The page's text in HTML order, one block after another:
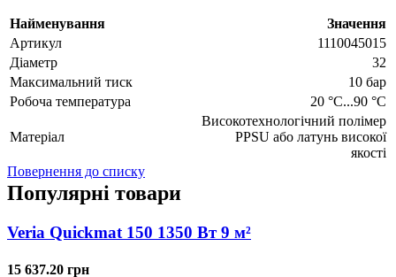
Найменування
Значення
Артикул
1110045015
Діаметр
32
Максимальний тиск
10 бар
Робоча температура
20 °C...90 °C
Матеріал
Високотехнологічний полімер
PPSU або латунь високої
якості
Повернення до списку
Популярні товари
Veria Quickmat 150 1350 Вт 9 м²
15 637.20 грн